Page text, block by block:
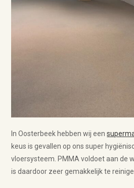
In Oosterbeek hebben wij een
keus is gevallen op ons super
vloersysteem. PMMA voldoet aan de
is daardoor zeer gemakkelijk te